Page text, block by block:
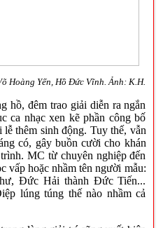
Hoàng Yến, Hồ Đức Vĩnh. Ảnh: K.H.
đêm trao giải diễn ra ngắn
ca nhạc xen kẽ phần công bố
thêm sinh động. Tuy thế, vẫn
có, gây buồn cười cho khán
MC từ chuyên nghiệp đến
vấp hoặc nhầm tên người mẫu:
Đức Hải thành Đức Tiến...
lúng túng thế nào nhầm cả